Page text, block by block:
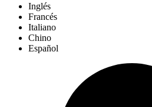
Inglés
Francés
Italiano
Chino
Español